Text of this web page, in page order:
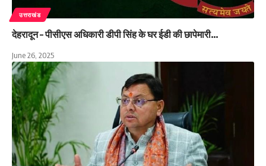
उत्तराखंड
देहरादून – पीसीएस अधिकारी डीपी सिंह के घर ईडी की छापेमारी…
June 26, 2025